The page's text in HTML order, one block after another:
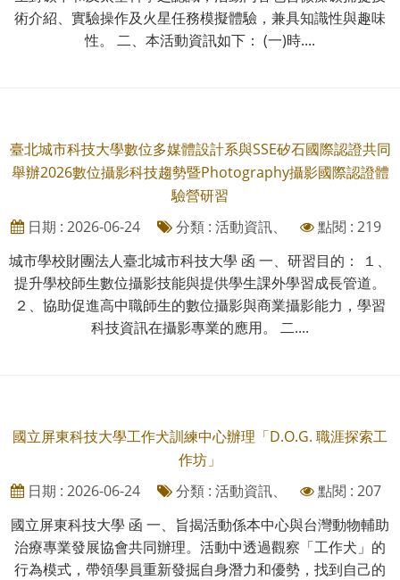
術介紹、實驗操作及火星任務模擬體驗，兼具知識性與趣味
性。 二、本活動資訊如下： (一)時....
臺北城市科技大學數位多媒體設計系與SSE矽石國際認證共同
舉辦2026數位攝影科技趨勢暨Photography攝影國際認證體
驗營研習
日期 : 2026-06-24
分類 : 活動資訊、
點閱 : 219
城市學校財團法人臺北城市科技大學 函 一、研習目的： １、
提升學校師生數位攝影技能與提供學生課外學習成長管道。
２、協助促進高中職師生的數位攝影與商業攝影能力，學習
科技資訊在攝影專業的應用。 二....
國立屏東科技大學工作犬訓練中心辦理「D.O.G. 職涯探索工
作坊」
日期 : 2026-06-24
分類 : 活動資訊、
點閱 : 207
國立屏東科技大學 函 一、旨揭活動係本中心與台灣動物輔助
治療專業發展協會共同辦理。活動中透過觀察「工作犬」的
行為模式，帶領學員重新發掘自身潛力和優勢，找到自己的